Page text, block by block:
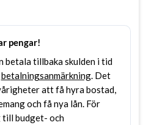
pengar!
betala tillbaka skulden i tid
betalningsanmärkning. Det
att få hyra bostad,
och få nya lån. För
till budget- och